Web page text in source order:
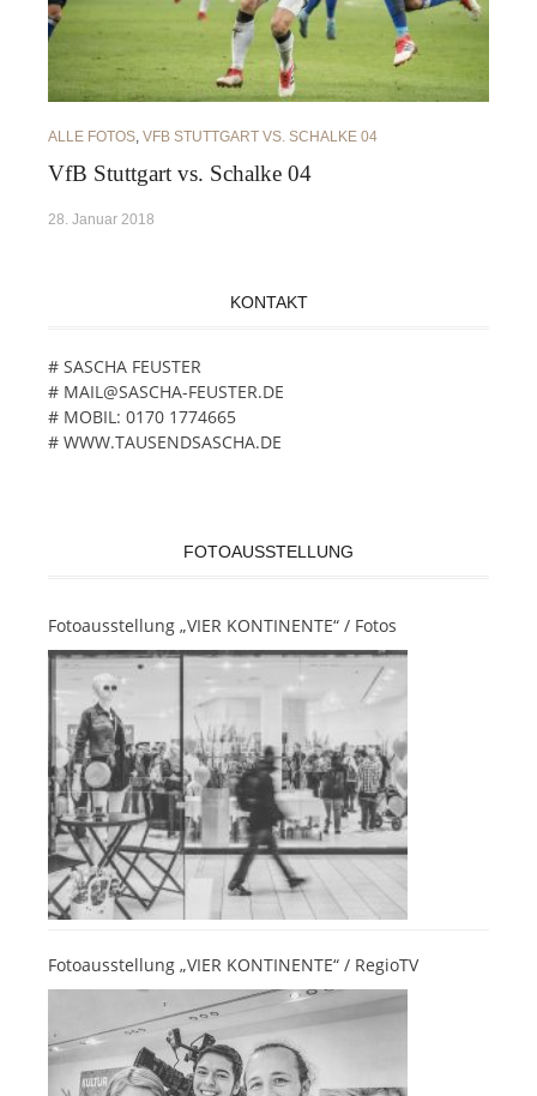
ALLE FOTOS VFB STUTTGART VS. SCHALKE 04
VfB Stuttgart vs. Schalke 04
28. Januar 2018
KONTAKT
# SASCHA FEUSTER
# MAIL@SASCHA-FEUSTER.DE
# MOBIL: 0170 1774665
# WWW.TAUSENDSASCHA.DE
FOTOAUSSTELLUNG
Fotoausstellung „VIER KONTINENTE“ / Fotos
Fotoausstellung „VIER KONTINENTE“ / RegioTV